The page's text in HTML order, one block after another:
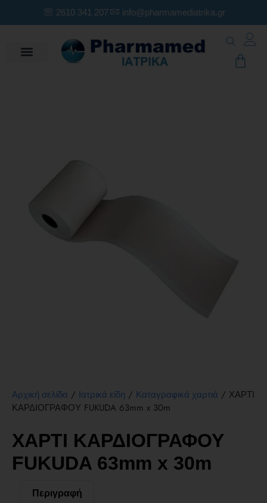
2610 341 207 info@pharmamediatrika.gr
Αρχική σελίδα / Ιατρικά είδη / Καταγραφικά χαρτιά / ΧΑΡΤΙ
ΚΑΡΔΙΟΓΡΑΦΟΥ FUKUDA 63mm x 30m
ΧΑΡΤΙ ΚΑΡΔΙΟΓΡΑΦΟΥ
FUKUDA 63mm x 30m
Περιγραφή